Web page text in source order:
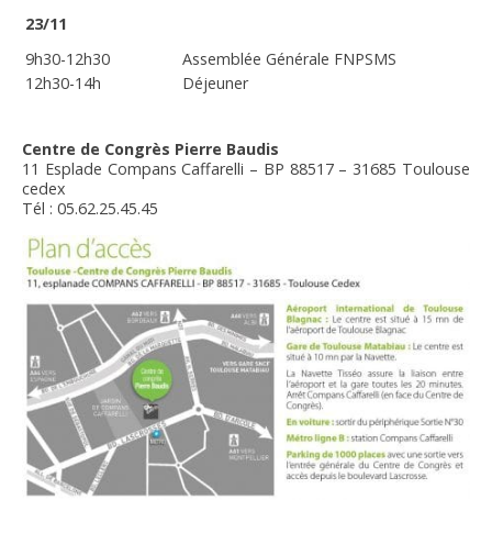
23/11
9h30-12h30
Assemblée Générale FNPSMS
12h30-14h
Déjeuner
Centre de Congrès Pierre Baudis
11 Esplade Compans Caffarelli – BP 88517 – 31685 Toulouse
cedex
Tél : 05.62.25.45.45